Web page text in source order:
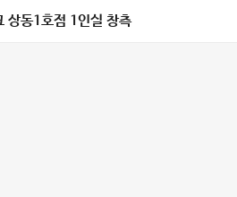
상동1호점 1인실 창측